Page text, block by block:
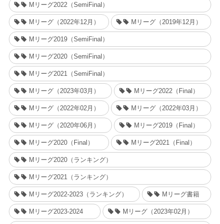
Mリーグ2022（SemiFinal）
Mリーグ（2022年12月） Mリーグ（2019年12月）
Mリーグ2019（SemiFinal）
Mリーグ2020（SemiFinal）
Mリーグ2021（SemiFinal）
Mリーグ（2023年03月） Mリーグ2022（Final）
Mリーグ（2022年02月） Mリーグ（2022年03月）
Mリーグ（2020年06月） Mリーグ2019（Final）
Mリーグ2020（Final） Mリーグ2021（Final）
Mリーグ2020（ランキング）
Mリーグ2021（ランキング）
Mリーグ2022-2023（ランキング） Mリーグ書籍
Mリーグ2023-2024 Mリーグ（2023年02月）